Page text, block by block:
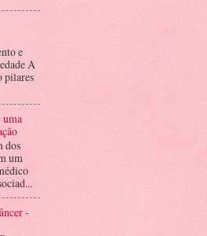
e
A
pilares
dos
um
-